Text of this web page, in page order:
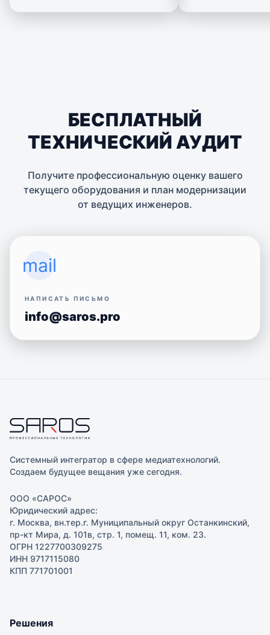
БЕСПЛАТНЫЙ
ТЕХНИЧЕСКИЙ АУДИТ
Получите профессиональную оценку вашего
текущего оборудования и план модернизации
от ведущих инженеров.
mail
НАПИСАТЬ ПИСЬМО
info@saros.pro
Системный интегратор в сфере медиатехнологий.
Создаем будущее вещания уже сегодня.
ООО «САРОС»
Юридический адрес:
г. Москва, вн.тер.г. Муниципальный округ Останкинский,
пр-кт Мира, д. 101в, стр. 1, помещ. 11, ком. 23.
ОГРН 1227700309275
ИНН 9717115080
КПП 771701001
Решения